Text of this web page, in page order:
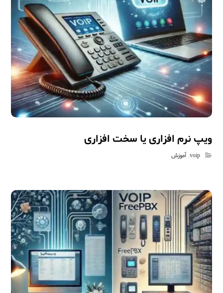
ویپ نرم افزاری یا سخت افزاری
voip
,آموزش